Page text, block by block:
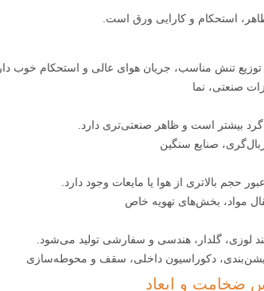
استحکام و کارایی ورق است.
توزیع تنش مناسب، جریان هوای عالی و استحکام خوب
صنعتی، نما
بیشتر است و ظاهر صنعتی‌تری دارد.
صنایع سنگین
حجم بالاتری از هوا یا مایعات وجود دارد.
مواد، بخش‌های تهویه خاص
لوزی، گلدار، هندسی و سفارشی تولید می‌شود.
دکوراسیون داخلی، سقف و محوطه‌سازی